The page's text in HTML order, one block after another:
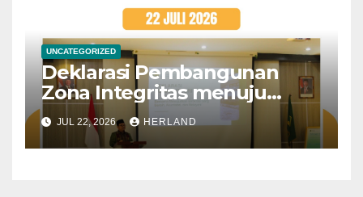
UNCATEGORIZED
Deklarasi Pembangunan
Zona Integritas menuju
Wilayah Bebas dari Korupsi
(WBK) dan Wilayah Birokrasi
Bersih Melayani (WBBM)
JUL 22, 2026 HERLAND